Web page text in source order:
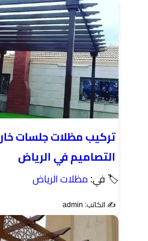
تركيب مظلات جلسات
التصاميم في الرياض
🏷 في: مظلات الرياض
✍️ الكاتب: admin